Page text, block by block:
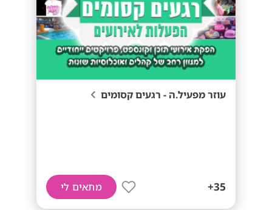
עוזר מפעיל.ה - רגעים קסומים
35+ מתאים לי